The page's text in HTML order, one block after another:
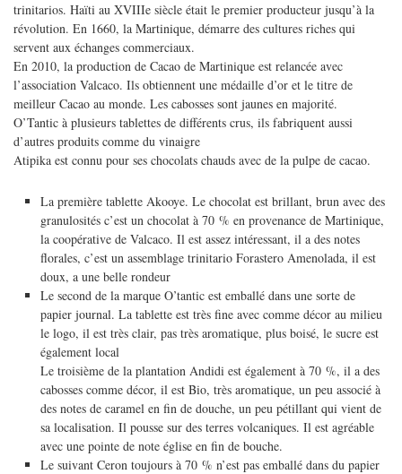
trinitarios. Haïti au XVIIIe siècle était le premier producteur jusqu’à la
révolution. En 1660, la Martinique, démarre des cultures riches qui
servent aux échanges commerciaux.
En 2010, la production de Cacao de Martinique est relancée avec
l’association Valcaco. Ils obtiennent une médaille d’or et le titre de
meilleur Cacao au monde. Les cabosses sont jaunes en majorité.
O’Tantic à plusieurs tablettes de différents crus, ils fabriquent aussi
d’autres produits comme du vinaigre
Atipika est connu pour ses chocolats chauds avec de la pulpe de cacao.
La première tablette Akooye. Le chocolat est brillant, brun avec des
granulosités c’est un chocolat à 70 % en provenance de Martinique,
la coopérative de Valcaco. Il est assez intéressant, il a des notes
florales, c’est un assemblage trinitario Forastero Amenolada, il est
doux, a une belle rondeur
Le second de la marque O’tantic est emballé dans une sorte de
papier journal. La tablette est très fine avec comme décor au milieu
le logo, il est très clair, pas très aromatique, plus boisé, le sucre est
également local
Le troisième de la plantation Andidi est également à 70 %, il a des
cabosses comme décor, il est Bio, très aromatique, un peu associé à
des notes de caramel en fin de douche, un peu pétillant qui vient de
sa localisation. Il pousse sur des terres volcaniques. Il est agréable
avec une pointe de note église en fin de bouche.
Le suivant Ceron toujours à 70 % n’est pas emballé dans du papier